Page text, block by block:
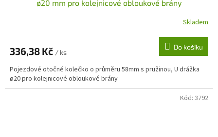
ø20 mm pro kolejnicové obloukové brány
Skladem
336,38 Kč / ks
Do košíku
Pojezdové otočné kolečko o průměru 58mm s pružinou, U drážka
ø20 pro kolejnicové obloukové brány
Kód: 3792